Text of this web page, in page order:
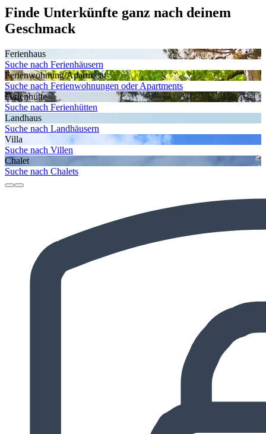
Finde Unterkünfte ganz nach deinem
Geschmack
Ferienhaus
Suche nach Ferienhäusern
Ferienwohnung/Apartment
Suche nach Ferienwohnungen oder Apartments
Ferienhütte
Suche nach Ferienhütten
Landhaus
Suche nach Landhäusern
Villa
Suche nach Villen
Chalet
Suche nach Chalets